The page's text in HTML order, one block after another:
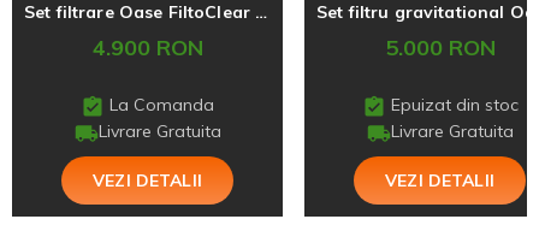
Set filtrare Oase FiltoClear 20000
4.900 RON
La Comanda
Livrare Gratuita
VEZI DETALII
5.000 RON
Epuizat din stoc
Livrare Gratuita
VEZI DETALII